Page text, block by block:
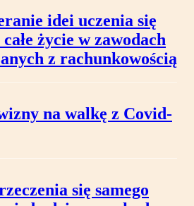
idei uczenia się
życie w zawodach
z rachunkowością
na walkę z Covid-
się samego